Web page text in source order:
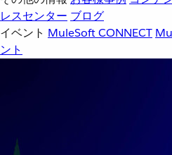
レスセンター ブログ
イベント MuleSoft CONNECT
ント